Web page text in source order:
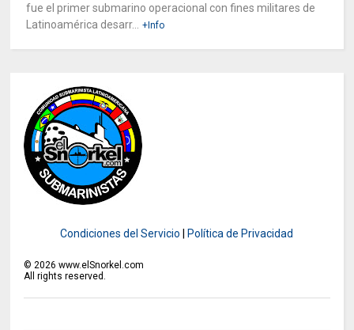
fue el primer submarino operacional con fines militares de
Latinoamérica desarr...
+Info
Condiciones del Servicio Política de Privacidad
© 2026 www.elSnorkel.com
All rights reserved.